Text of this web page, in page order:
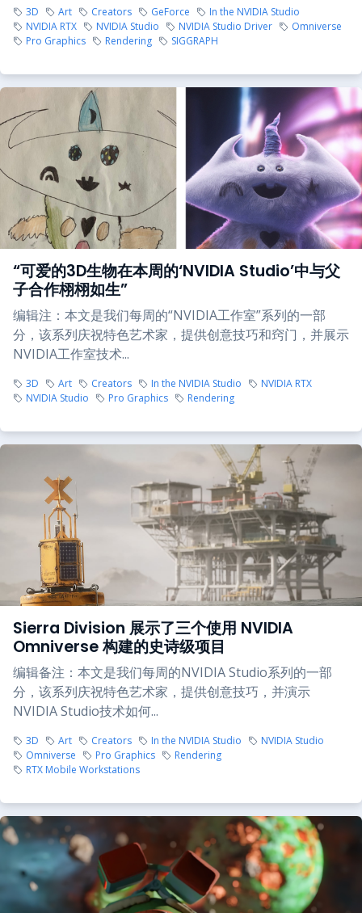
3D Art Creators GeForce
In the NVIDIA Studio
NVIDIA RTX
NVIDIA Studio NVIDIA Studio Driver
Omniverse
Pro Graphics
Rendering SIGGRAPH
“可爱的3D生物在本周的‘NVIDIA Studio’中与父
子合作栩栩如生”
编辑注：本文是我们每周的“NVIDIA工作室”系列的一部
分，该系列庆祝特色艺术家，提供创意技巧和窍门，并展示
NVIDIA工作室技术...
3D Art Creators In the NVIDIA Studio
NVIDIA RTX
NVIDIA Studio
Pro Graphics Rendering
Sierra Division 展示了三个使用 NVIDIA
Omniverse 构建的史诗级项目
编辑备注：本文是我们每周的NVIDIA Studio系列的一部
分，该系列庆祝特色艺术家，提供创意技巧，并演示
NVIDIA Studio技术如何...
3D Art Creators In the NVIDIA Studio
NVIDIA Studio
Omniverse
Pro Graphics
Rendering
RTX Mobile Workstations